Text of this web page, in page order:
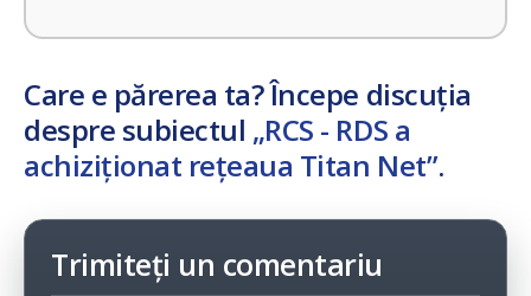
Care e părerea ta? Începe discuția
despre subiectul „RCS - RDS a
achiziționat rețeaua Titan Net”.
Trimiteți un comentariu